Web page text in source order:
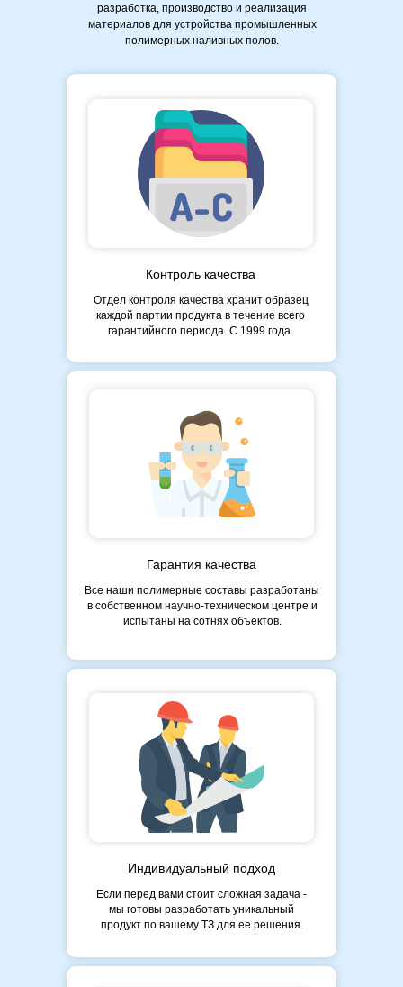
Если перед вами стоит сложная задача -
мы готовы разработать уникальный
продукт по вашему ТЗ для ее решения.
Отдел контроля качества хранит образец
каждой партии продукта в течение всего
гарантийного периода. С 1999 года.
Все наши полимерные составы разработаны
в собственном научно-техническом центре и
испытаны на сотнях объектов.
Индивидуальный подход
Контроль качества
Гарантия качества
разработка, производство и реализация
материалов для устройства промышленных
полимерных наливных полов.